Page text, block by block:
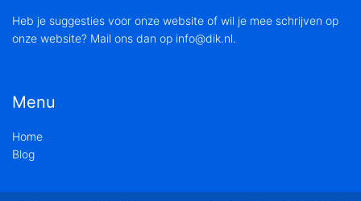
Heb je suggesties voor onze website of wil je mee schrijven op
onze website? Mail ons dan op info@dik.nl.
Menu
Home
Blog